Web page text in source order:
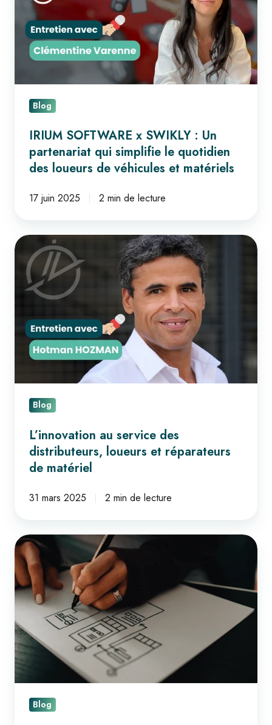
Un
partenariat
quotidien
des
loueurs
Blog
IRIUM SOFTWARE x SWIKLY : Un
partenariat qui simplifie le quotidien
des loueurs de véhicules et matériels
17 juin 2025 2 min de lecture
L’innovation
service
des
loueurs
réparateurs
matériel
Blog
L’innovation au service des
distributeurs, loueurs et réparateurs
de matériel
31 mars 2025 2 min de lecture
Et
si
des
workflows
pouvaient
vous
aider
à
optimiser
vos
process
Blog